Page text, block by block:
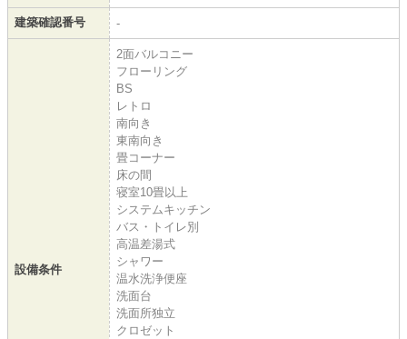
建築確認番号 -
設備条件
2面バルコニー
フローリング
BS
レトロ
南向き
東南向き
畳コーナー
床の間
寝室10畳以上
システムキッチン
バス・トイレ別
高温差湯式
シャワー
温水洗浄便座
洗面台
洗面所独立
クロゼット